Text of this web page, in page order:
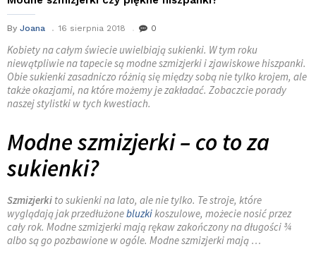
By Joana 16 sierpnia 2018 0
Kobiety na całym świecie uwielbiają sukienki. W tym roku
niewątpliwie na tapecie są modne szmizjerki i zjawiskowe hiszpanki.
Obie sukienki zasadniczo różnią się między sobą nie tylko krojem, ale
także okazjami, na które możemy je zakładać. Zobaczcie porady
naszej stylistki w tych kwestiach.
Modne szmizjerki – co to za
sukienki?
Szmizjerki to sukienki na lato, ale nie tylko. Te stroje, które
wyglądają jak przedłużonebluzkikoszulowe, możecie nosić przez
cały rok. Modne szmizjerki mają rękaw zakończony na długości ¾
albo są go pozbawione w ogóle. Modne szmizjerki mają …